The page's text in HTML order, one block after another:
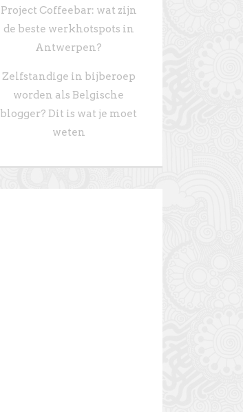
Project Coffeebar: wat zijn
de beste werkhotspots in
Antwerpen?
Zelfstandige in bijberoep
worden als Belgische
blogger? Dit is wat je moet
weten